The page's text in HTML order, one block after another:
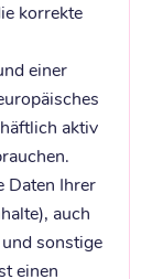
korrekte
einer
aktiv
Daten Ihrer
auch
sonstige
einen